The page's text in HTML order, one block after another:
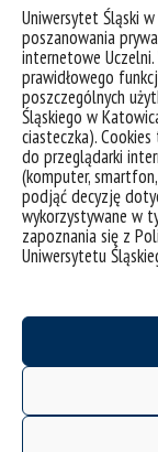
Uniwersytet Śląski
poszanowania
internetowe
prawidłowego
poszczególnych
Śląskiego w
ciasteczka).
do przeglądarki
(komputer,
podjąć decyzję
wykorzystywane w
zapoznania się z
Uniwersytetu